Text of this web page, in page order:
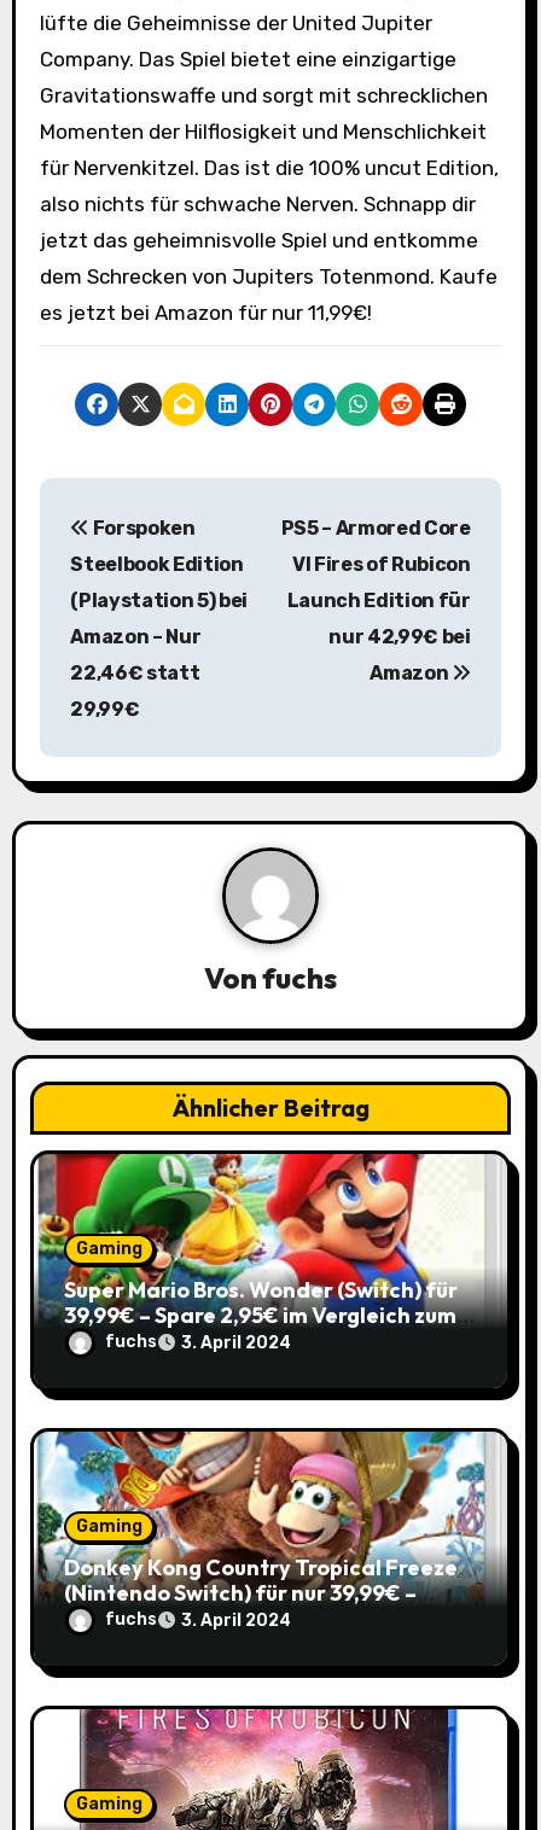
lüfte die Geheimnisse der United Jupiter
Company. Das Spiel bietet eine einzigartige
Gravitationswaffe und sorgt mit schrecklichen
Momenten der Hilflosigkeit und Menschlichkeit
für Nervenkitzel. Das ist die 100% uncut Edition,
also nichts für schwache Nerven. Schnapp dir
jetzt das geheimnisvolle Spiel und entkomme
dem Schrecken von Jupiters Totenmond. Kaufe
es jetzt bei Amazon für nur 11,99€!
B
a
g
i
g
a
t
i
o
Forspoken
Steelbook Edition
(Playstation 5) bei
Amazon – Nur
22,46€ statt
29,99€
PS5 – Armored Core
VI Fires of Rubicon
Launch Edition für
nur 42,99€ bei
Amazon
Vonfuchs
Ähnlicher Beitrag
Gaming
Super Mario Bros. Wonder (Switch) für
39,99€ – Spare 2,95€ im Vergleich zum
Normalpreis!
fuchs 3. April 2024
Gaming
Donkey Kong Country Tropical Freeze
(Nintendo Switch) für nur 39,99€ –
Spare 16% im Vergleich zum alten Preis!
fuchs 3. April 2024
Gaming